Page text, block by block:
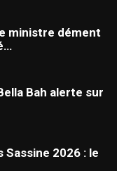
ministre dément
Bah alerte sur
2026 : le